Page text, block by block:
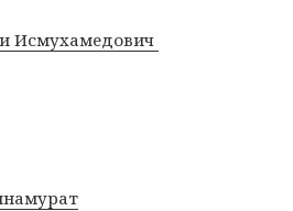
Исмухамедович